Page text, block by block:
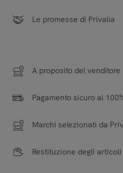
Le promesse di Privalia
A proposito del venditore
Pagamento sicuro al
Marchi selezionati da
Restituzione degli